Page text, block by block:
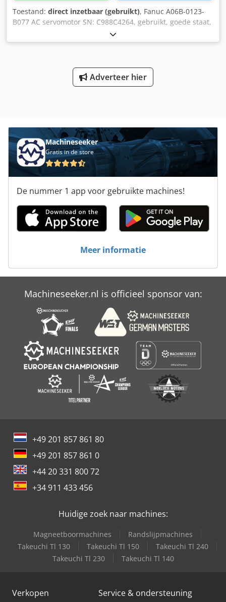
Toestand: direct inzetbaar (gebruikt), Fanuc A06B-0123-
B077 AC servomotor SN: C988C4264, gebruikt, goede staat,
100% functioneel, levering volgens foto's Crodpey Nn S
Hofx Acfsf
Adverteer hier
Machineseeker
Gratis in de store
De nummer 1 app voor gebruikte machines!
Meer informatie
Machineseeker.nl is officieel sponsor van:
+49 201 857 861 80
+49 201 857 861 0
+44 20 331 800 72
+34 911 433 456
Huidige zoek naar machines:
Magneetboormachines
Randslijpmachines
Takeuchi Tl 130
Takeuchi Tl 150
Takeuchi Tl 240
Takeuchi Tl 230
Takeuchi Tl 140
Verkopen Service & ondersteuning